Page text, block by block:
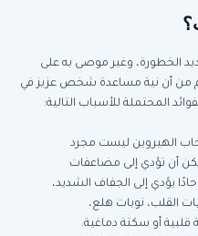
الخطورة، وغير موصى به على
من أن نية مساعدة شخص عزيز في
المحتملة للأسباب التالية:
الهيروين ليست مجرد
أن تؤدي إلى مضاعفات
يؤدي إلى الجفاف الشديد،
القلب، نوبات هلع،
أو سكتة دماغية.